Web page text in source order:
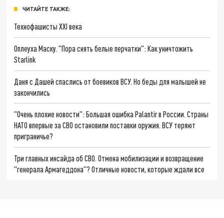
ЧИТАЙТЕ ТАКЖЕ:
Технофашисты XXI века
Оплеуха Маску. "Пора снять белые перчатки": Как уничтожить
Starlink
Даня с Дашей спаслись от боевиков ВСУ. Но беды для малышей не
закончились
"Очень плохие новости": Большая ошибка Palantir в России. Страны
НАТО впервые за СВО остановили поставки оружия. ВСУ теряют
приграничье?
Три главных инсайда об СВО. Отмена мобилизации и возвращение
"генерала Армагеддона"? Отличные новости, которые ждали все